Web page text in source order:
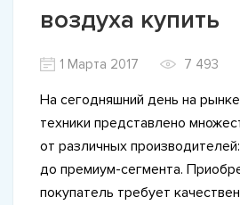
воздуха купить
1 Марта 2017 7 493
На сегодняшний день на
техники представлено
от различных
до премиум-сегмента.
покупатель требует